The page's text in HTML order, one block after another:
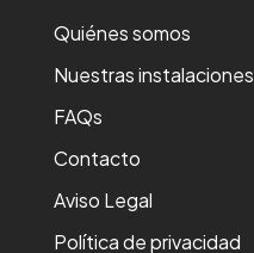
Quiénes somos
Nuestras instalaciones
FAQs
Contacto
Aviso Legal
Política de privacidad